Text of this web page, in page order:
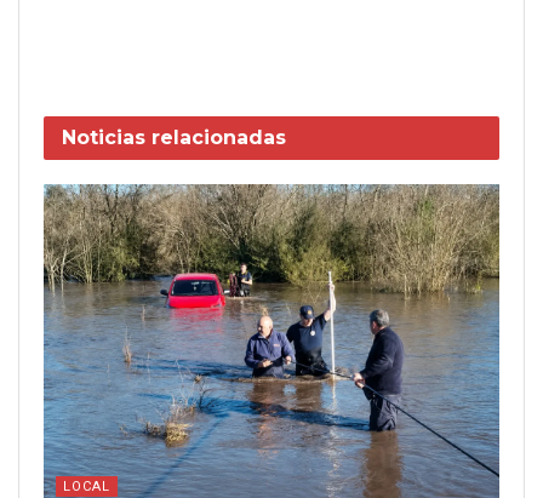
Noticias relacionadas
LOCAL